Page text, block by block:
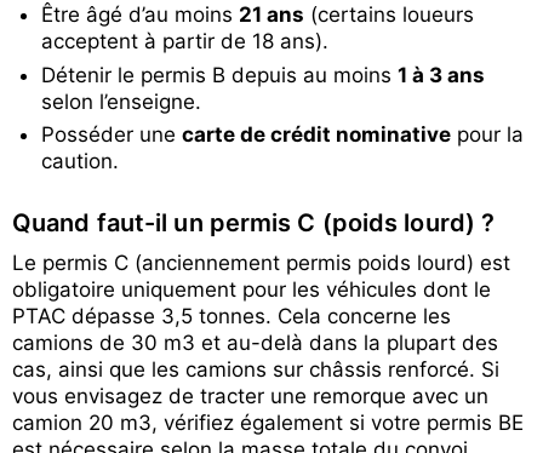
Être âgé d’au moins 21 ans (certains loueurs
acceptent à partir de 18 ans).
Détenir le permis B depuis au moins 1 à 3 ans
selon l’enseigne.
Posséder une carte de crédit nominative pour la
caution.
Quand faut-il un permis C (poids lourd) ?
Le permis C (anciennement permis poids lourd) est
obligatoire uniquement pour les véhicules dont le
PTAC dépasse 3,5 tonnes. Cela concerne les
camions de 30 m3 et au-delà dans la plupart des
cas, ainsi que les camions sur châssis renforcé. Si
vous envisagez de tracter une remorque avec un
camion 20 m3, vérifiez également si votre permis BE